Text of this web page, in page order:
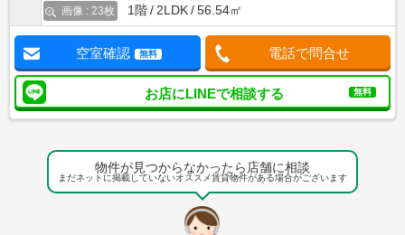
画像 : 23枚
1階
2LDK 56.54㎡
空室確認 無料 電話で問合せ
お店にLINEで相談する 無料
物件が見つからなかったら店舗に相談
まだネットに掲載していないオススメ賃貸物件がある場合がございます